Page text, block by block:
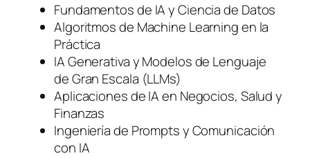
Fundamentos de IA y Ciencia de Datos
Algoritmos de Machine Learning en la
Práctica
IA Generativa y Modelos de Lenguaje
de Gran Escala (LLMs)
Aplicaciones de IA en Negocios, Salud y
Finanzas
Ingeniería de Prompts y Comunicación
con IA